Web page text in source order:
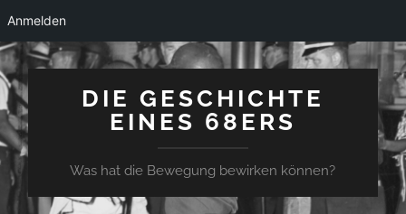
Anmelden
DIE GESCHICHTE
EINES 68ERS
Was hat die Bewegung bewirken können?